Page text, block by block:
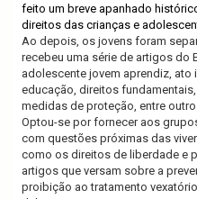
feito um breve apanhado
direitos das crianças e
Ao depois, os jovens foram
recebeu uma série de artigos do
adolescente jovem aprendiz, ato
educação, direitos
medidas de proteção, entre
Optou-se por fornecer aos
com questões próximas das
como os direitos de liberdade e
artigos que versam sobre a
proibição ao tratamento